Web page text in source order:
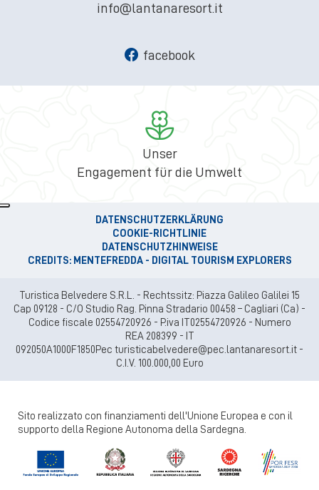
info@lantanaresort.it
facebook
Unser
Engagement für die Umwelt
DATENSCHUTZERKLÄRUNG
COOKIE-RICHTLINIE
DATENSCHUTZHINWEISE
CREDITS: MENTEFREDDA - DIGITAL TOURISM EXPLORERS
Turistica Belvedere S.R.L. - Rechtssitz: Piazza Galileo Galilei 15
Cap 09128 - C/O Studio Rag. Pinna Stradario 00458 – Cagliari (Ca) -
Codice fiscale 02554720926 - P.iva IT02554720926 - Numero
REA 208399 - IT
092050A1000F1850Pec turisticabelvedere@pec.lantanaresort.it -
C.I.V. 100.000,00 Euro
Sito realizzato con finanziamenti dell'Unione Europea e con il
supporto della Regione Autonoma della Sardegna.